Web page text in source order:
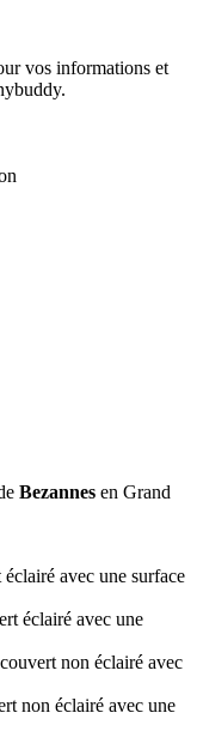
vos informations et
Bezannes en Grand
avec une surface
éclairé avec une
non éclairé avec
non éclairé avec une